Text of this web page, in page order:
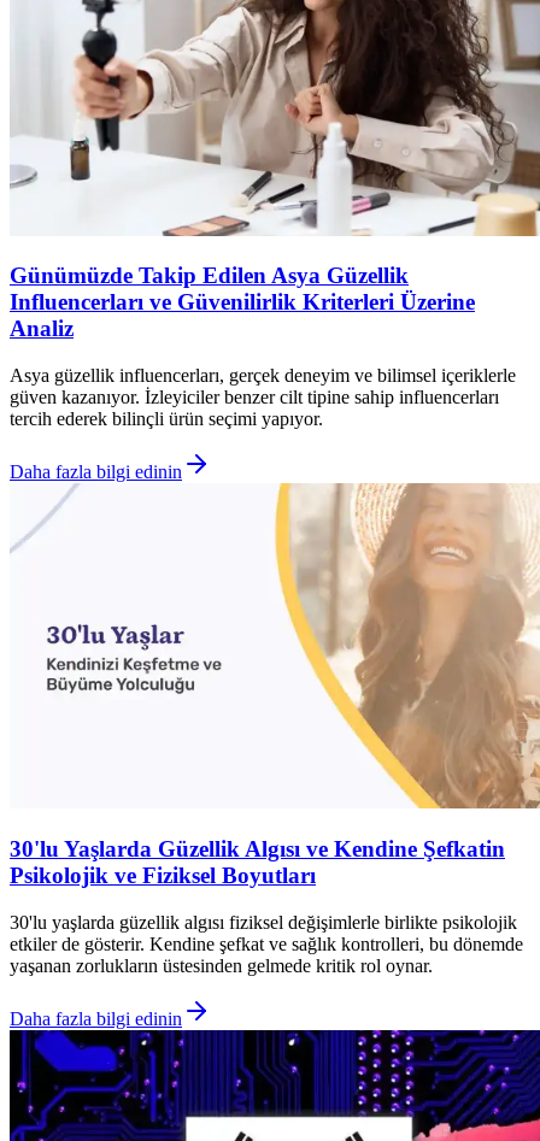
Günümüzde Takip Edilen Asya Güzellik
Influencerları ve Güvenilirlik Kriterleri Üzerine
Analiz
Asya güzellik influencerları, gerçek deneyim ve bilimsel içeriklerle
güven kazanıyor. İzleyiciler benzer cilt tipine sahip influencerları
tercih ederek bilinçli ürün seçimi yapıyor.
Daha fazla bilgi edinin
30'lu Yaşlarda Güzellik Algısı ve Kendine Şefkatin
Psikolojik ve Fiziksel Boyutları
30'lu yaşlarda güzellik algısı fiziksel değişimlerle birlikte psikolojik
etkiler de gösterir. Kendine şefkat ve sağlık kontrolleri, bu dönemde
yaşanan zorlukların üstesinden gelmede kritik rol oynar.
Daha fazla bilgi edinin